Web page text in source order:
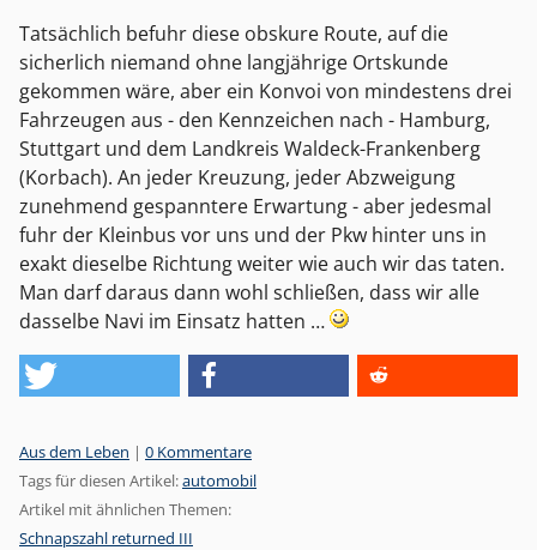
Tatsächlich befuhr diese obskure Route, auf die
sicherlich niemand ohne langjährige Ortskunde
gekommen wäre, aber ein Konvoi von mindestens drei
Fahrzeugen aus - den Kennzeichen nach - Hamburg,
Stuttgart und dem Landkreis Waldeck-Frankenberg
(Korbach). An jeder Kreuzung, jeder Abzweigung
zunehmend gespanntere Erwartung - aber jedesmal
fuhr der Kleinbus vor uns und der Pkw hinter uns in
exakt dieselbe Richtung weiter wie auch wir das taten.
Man darf daraus dann wohl schließen, dass wir alle
dasselbe Navi im Einsatz hatten …
Kategorien:
Aus dem Leben | 0 Kommentare
Tags für diesen Artikel:automobil
Artikel mit ähnlichen Themen:
Schnapszahl returned III